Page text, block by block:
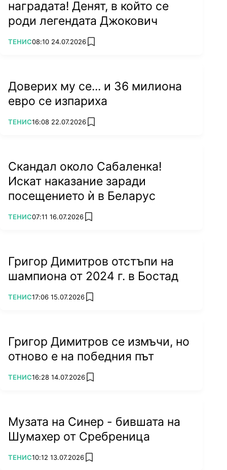
наградата! Денят, в който се
роди легендата Джокович
ПОВЕЧЕ ОТ
ТЕНИС08:10 24.07.2026 add favorites
Доверих му се... и 36 милиона
евро се изпариха
ПОВЕЧЕ ОТ
ТЕНИС16:08 22.07.2026 add favorites
Скандал около Сабаленка!
Искат наказание заради
посещението ѝ в Беларус
ПОВЕЧЕ ОТ
ТЕНИС07:11 16.07.2026 add favorites
Григор Димитров отстъпи на
шампиона от 2024 г. в Бостад
ПОВЕЧЕ ОТ
ТЕНИС17:06 15.07.2026 add favorites
Григор Димитров се измъчи, но
отново е на победния път
ПОВЕЧЕ ОТ
ТЕНИС16:28 14.07.2026 add favorites
Музата на Синер - бившата на
Шумахер от Сребреница
ПОВЕЧЕ ОТ
ТЕНИС10:12 13.07.2026 add favorites